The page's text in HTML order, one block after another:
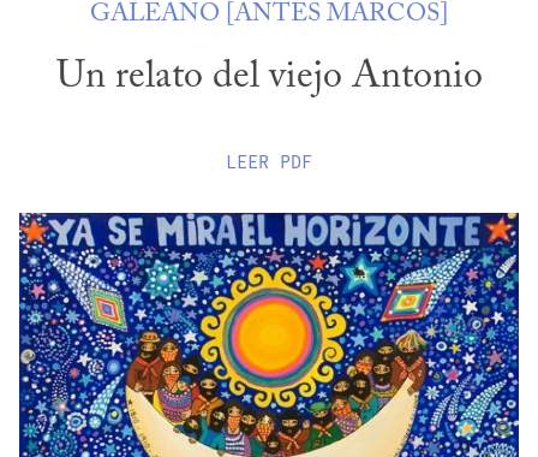
GALEANO [ANTES MARCOS]
Un relato del viejo Antonio
LEER PDF